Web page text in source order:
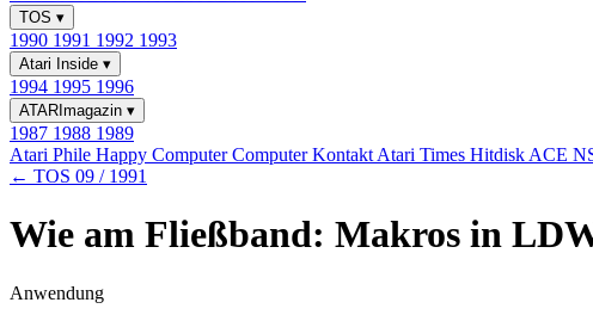
TOS ▾
1990 1991 1992 1993
Atari Inside ▾
1994 1995 1996
ATARImagazin ▾
1987 1988 1989
Atari Phile Happy ComputerComputer Kontakt Atari Times Hitdisk ACE
← TOS 09 / 1991
Wie am Fließband: Makros in
Anwendung